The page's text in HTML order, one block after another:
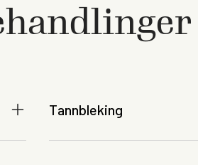
Tannbleking